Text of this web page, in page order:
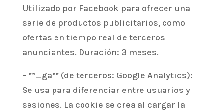
Utilizado por Facebook para ofrecer una
serie de productos publicitarios, como
ofertas en tiempo real de terceros
anunciantes. Duración: 3 meses.
– **_ga** (de terceros: Google Analytics):
Se usa para diferenciar entre usuarios y
sesiones. La cookie se crea al cargar la